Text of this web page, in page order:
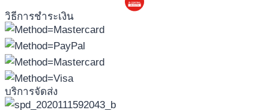
วิธีการชำระเงิน
บริการจัดส่ง